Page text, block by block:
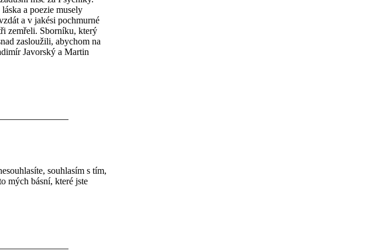
a poezie musely
a v jakési pochmurné
zemřeli. Sborníku, který
zasloužili, abychom na
Javorský a Martin
souhlasím s tím,
mých básní, které jste